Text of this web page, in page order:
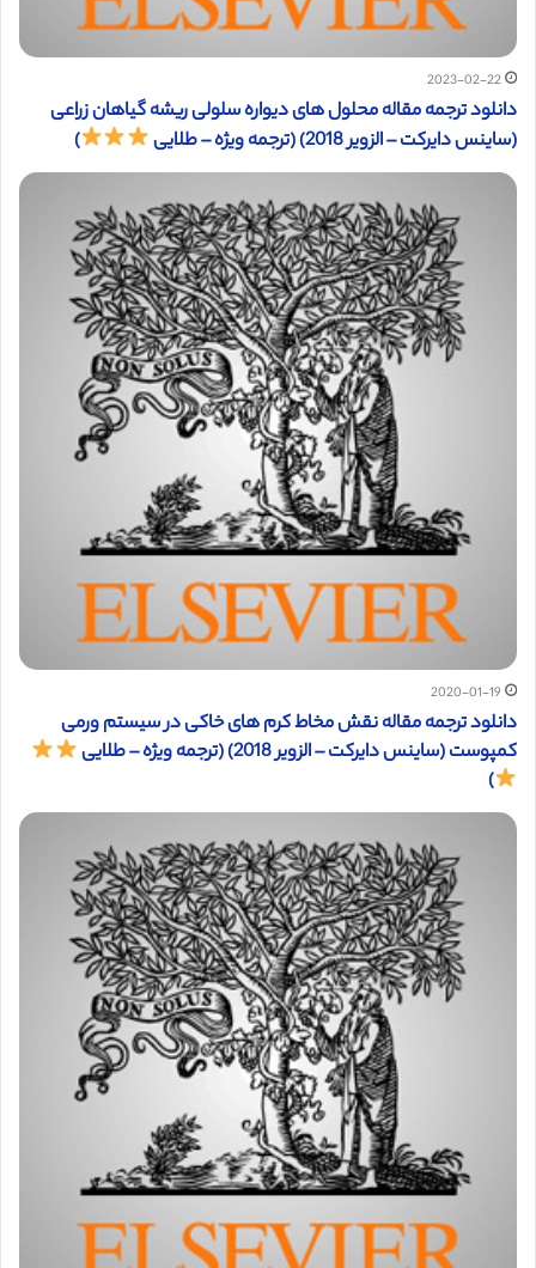
2023-02-22
دانلود ترجمه مقاله محلول های دیواره سلولی ریشه گیاهان زراعی
(ساینس دایرکت – الزویر 2018) (ترجمه ویژه – طلایی
)
2020-01-19
دانلود ترجمه مقاله نقش مخاط کرم های خاکی در سیستم ورمی
کمپوست (ساینس دایرکت – الزویر 2018) (ترجمه ویژه – طلایی
)